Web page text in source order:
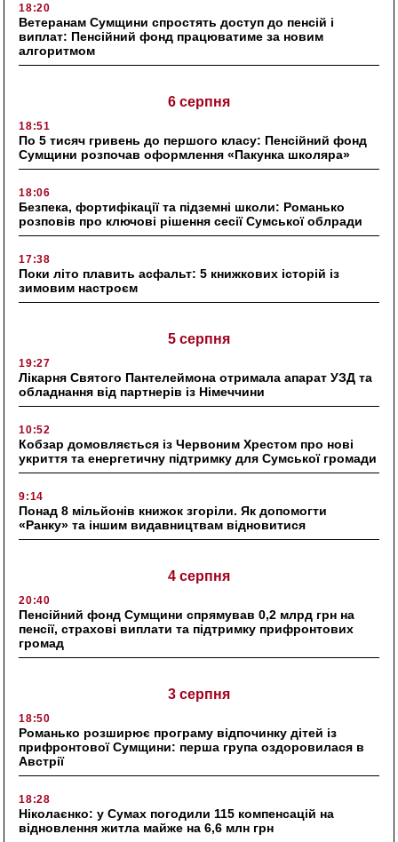
18:20
Ветеранам Сумщини спростять доступ до пенсій і
виплат: Пенсійний фонд працюватиме за новим
алгоритмом
6 серпня
18:51
По 5 тисяч гривень до першого класу: Пенсійний фонд
Сумщини розпочав оформлення «Пакунка школяра»
18:06
Безпека, фортифікації та підземні школи: Романько
розповів про ключові рішення сесії Сумської облради
17:38
Поки літо плавить асфальт: 5 книжкових історій із
зимовим настроєм
5 серпня
19:27
Лікарня Святого Пантелеймона отримала апарат УЗД та
обладнання від партнерів із Німеччини
10:52
Кобзар домовляється із Червоним Хрестом про нові
укриття та енергетичну підтримку для Сумської громади
9:14
Понад 8 мільйонів книжок згоріли. Як допомогти
«Ранку» та іншим видавництвам відновитися
4 серпня
20:40
Пенсійний фонд Сумщини спрямував 0,2 млрд грн на
пенсії, страхові виплати та підтримку прифронтових
громад
3 серпня
18:50
Романько розширює програму відпочинку дітей із
прифронтової Сумщини: перша група оздоровилася в
Австрії
18:28
Ніколаєнко: у Сумах погодили 115 компенсацій на
відновлення житла майже на 6,6 млн грн